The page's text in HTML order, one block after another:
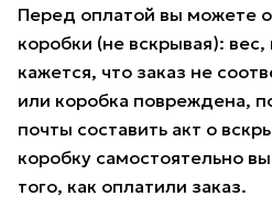
Перед оплатой вы можете
коробки (не вскрывая):
кажется, что заказ не
или коробка повреждена,
почты составить акт о
коробку самостоятельно
того, как оплатили заказ.